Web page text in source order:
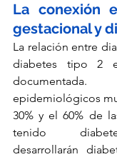
La conexión
gestacional y
La relación entre
diabetes tipo 2
epidemiológicos
30% y el 60% de
tenido
desarrollarán